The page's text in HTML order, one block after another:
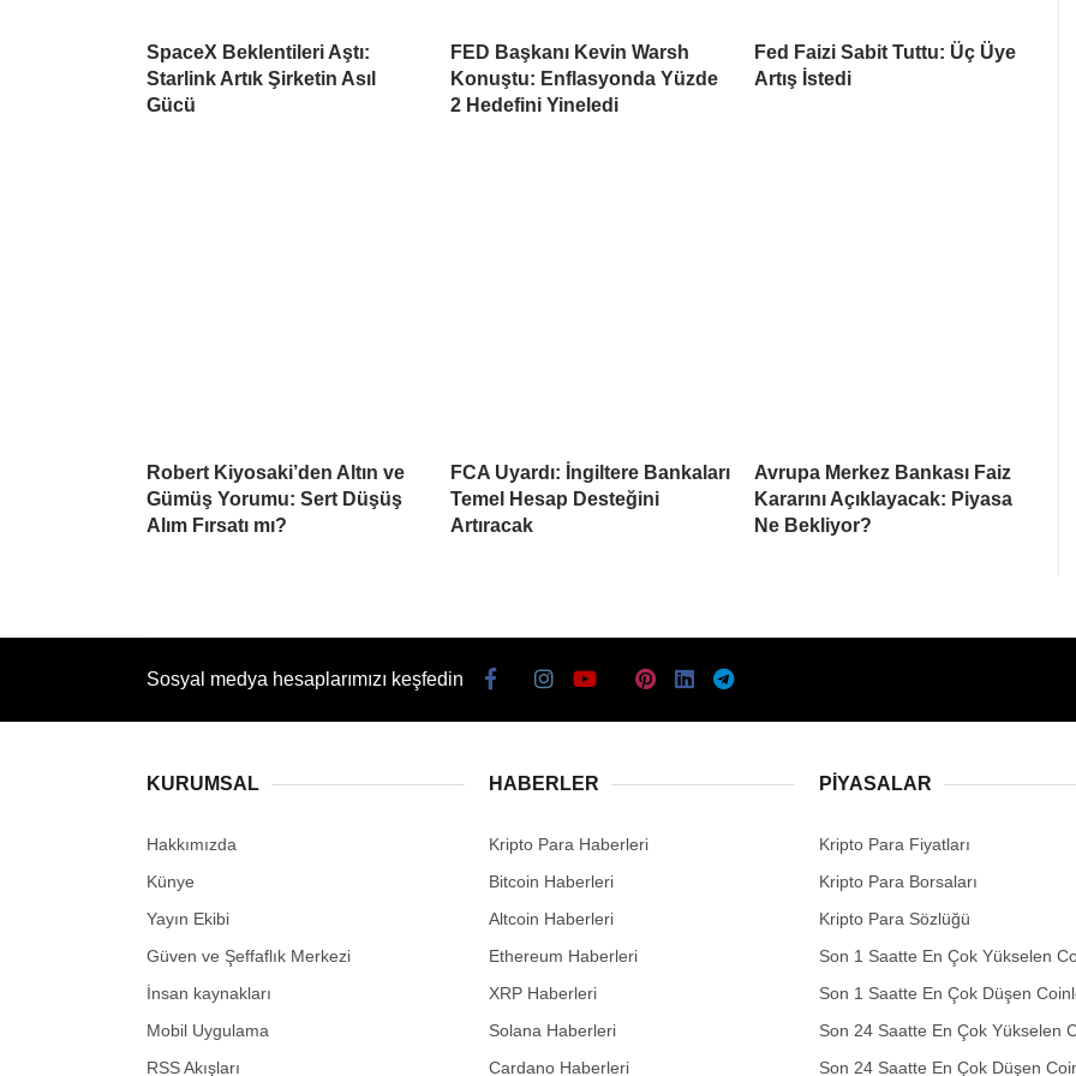
SpaceX Beklentileri Aştı:
Starlink Artık Şirketin Asıl
Gücü
FED Başkanı Kevin Warsh
Konuştu: Enflasyonda Yüzde
2 Hedefini Yineledi
Fed Faizi Sabit Tuttu: Üç Üye
Artış İstedi
Robert Kiyosaki’den Altın ve
Gümüş Yorumu: Sert Düşüş
Alım Fırsatı mı?
FCA Uyardı: İngiltere Bankaları
Temel Hesap Desteğini
Artıracak
Avrupa Merkez Bankası Faiz
Kararını Açıklayacak: Piyasa
Ne Bekliyor?
Sosyal medya hesaplarımızı keşfedin
KURUMSAL
Hakkımızda
Künye
Yayın Ekibi
Güven ve Şeffaflık Merkezi
İnsan kaynakları
Mobil Uygulama
RSS Akışları
HABERLER
Kripto Para Haberleri
Bitcoin Haberleri
Altcoin Haberleri
Ethereum Haberleri
XRP Haberleri
Solana Haberleri
Cardano Haberleri
PIYASALAR
Kripto Para Fiyatları
Kripto Para Borsaları
Kripto Para Sözlüğü
Son 1 Saatte En Çok Yükselen
Son 1 Saatte En Çok Düşen
Son 24 Saatte En Çok Yükselen
Son 24 Saatte En Çok Düşen